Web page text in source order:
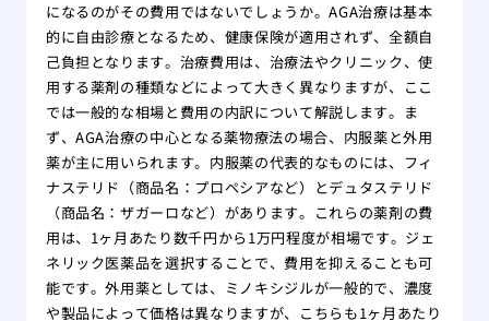
になるのがその費用ではないでしょうか。AGA治療は基本
的に自由診療となるため、健康保険が適用されず、全額自
己負担となります。治療費用は、治療法やクリニック、使
用する薬剤の種類などによって大きく異なりますが、ここ
では一般的な相場と費用の内訳について解説します。ま
ず、AGA治療の中心となる薬物療法の場合、内服薬と外用
薬が主に用いられます。内服薬の代表的なものには、フィ
ナステリド（商品名：プロペシアなど）とデュタステリド
（商品名：ザガーロなど）があります。これらの薬剤の費
用は、1ヶ月あたり数千円から1万円程度が相場です。ジェ
ネリック医薬品を選択することで、費用を抑えることも可
能です。外用薬としては、ミノキシジルが一般的で、濃度
や製品によって価格は異なりますが、こちらも1ヶ月あたり